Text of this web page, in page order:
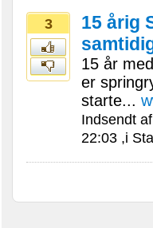
3
15 årig
15 år
er
starte...
Indsendt
22:03 ,i